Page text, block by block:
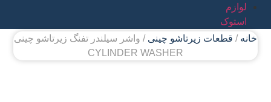
لوازم
استوک
خانه / قطعات زیرتاشو چینی / واشر سیلندر تفنگ زیرتاشو چینی
CYLINDER WASHER